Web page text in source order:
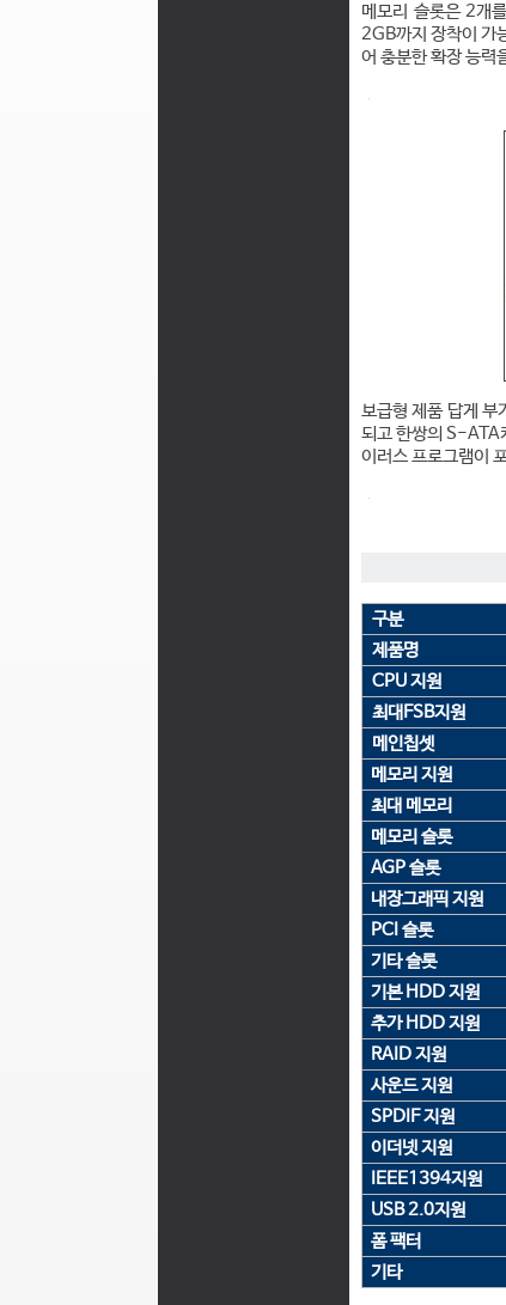
메모리 슬롯은 2개
2GB까지 장착이 가
어 충분한 확장 능력
보급형 제품 답게 부
되고 한쌍의 S-ATA
이러스 프로그램이
구분
제품명
CPU 지원
최대FSB지원
메인칩셋
메모리 지원
최대 메모리
메모리 슬롯
AGP 슬롯
내장그래픽 지원
PCI 슬롯
기타 슬롯
기본 HDD 지원
추가 HDD 지원
RAID 지원
사운드 지원
SPDIF 지원
이더넷 지원
IEEE1394지원
USB 2.0지원
폼 팩터
기타